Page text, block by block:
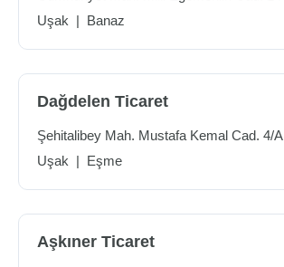
Uşak | Banaz
Dağdelen Ticaret
Şehitalibey Mah. Mustafa Kemal Cad. 4/A
Uşak | Eşme
Aşkıner Ticaret